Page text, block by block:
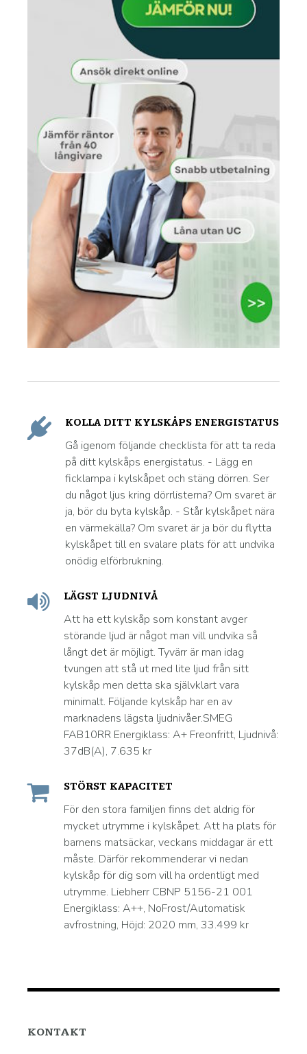
KOLLA DITT KYLSKÅPS ENERGISTATUS
Gå igenom följande checklista för att ta reda
på ditt kylskåps energistatus. - Lägg en
ficklampa i kylskåpet och stäng dörren. Ser
du något ljus kring dörrlisterna? Om svaret är
ja, bör du byta kylskåp. - Står kylskåpet nära
en värmekälla? Om svaret är ja bör du flytta
kylskåpet till en svalare plats för att undvika
onödig elförbrukning.
LÄGST LJUDNIVÅ
Att ha ett kylskåp som konstant avger
störande ljud är något man vill undvika så
långt det är möjligt. Tyvärr är man idag
tvungen att stå ut med lite ljud från sitt
kylskåp men detta ska självklart vara
minimalt. Följande kylskåp har en av
marknadens lägsta ljudnivåer.SMEG
FAB10RR Energiklass: A+ Freonfritt, Ljudnivå:
37dB(A), 7.635 kr
STÖRST KAPACITET
För den stora familjen finns det aldrig för
mycket utrymme i kylskåpet. Att ha plats för
barnens matsäckar, veckans middagar är ett
måste. Därför rekommenderar vi nedan
kylskåp för dig som vill ha ordentligt med
utrymme. Liebherr CBNP 5156-21 001
Energiklass: A++, NoFrost/Automatisk
avfrostning, Höjd: 2020 mm, 33.499 kr
KONTAKT